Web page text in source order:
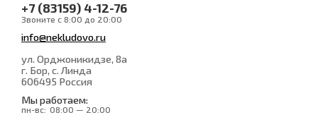
+7 (83159) 4-12-76
Звоните с 8:00 до 20:00
info@nekludovo.ru
ул. Орджоникидзе, 8а
г. Бор, с. Линда
606495 Россия
Мы работаем:
пн-вс: 08:00 — 20:00